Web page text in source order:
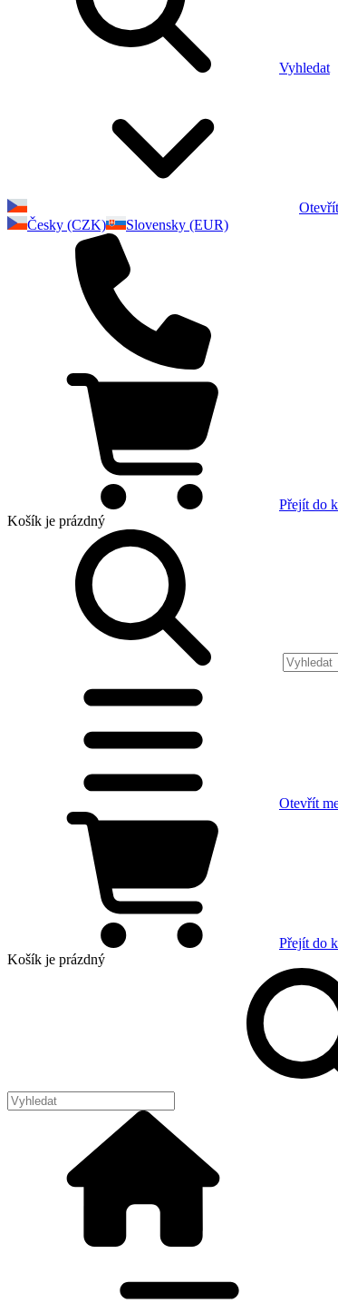
Vyhledat
Česky (CZK)
Slovensky (EUR)
Přejít do
Košík je prázdný
Otevřít
Přejít do
Košík je prázdný